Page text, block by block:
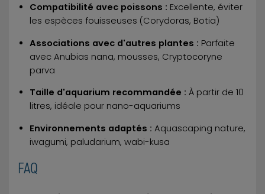
Compatibilité avec poissons : Excellente, éviter
les espèces fouisseuses (Corydoras, Botia)
Associations avec d'autres plantes : Parfaite
avec Anubias nana, mousses, Cryptocoryne
parva
Taille d'aquarium recommandée : À partir de 10
litres, idéale pour nano-aquariums
Environnements adaptés : Aquascaping nature,
iwagumi, paludarium, wabi-kusa
FAQ